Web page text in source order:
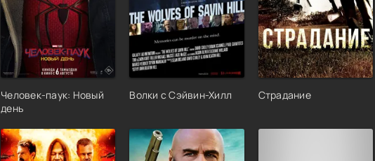
Человек-паук: Новый
день
Волки с Сэйвин-Хилл Страдание